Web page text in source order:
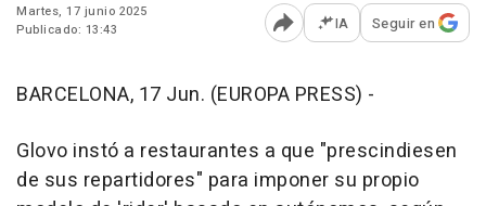
Martes, 17 junio 2025
Publicado: 13:43
Abrir opciones para
IA Seguir en
BARCELONA, 17 Jun. (EUROPA PRESS) -
Glovo instó a restaurantes a que "prescindiesen
de sus repartidores" para imponer su propio